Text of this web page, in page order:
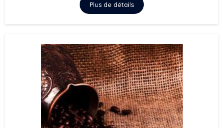
Plus de détails